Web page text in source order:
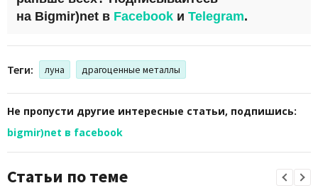
на Bigmir)net в Facebook и Telegram.
Теги: луна драгоценные металлы
Не пропусти другие интересные статьи, подпишись:
bigmir)net в facebook
Статьи по теме